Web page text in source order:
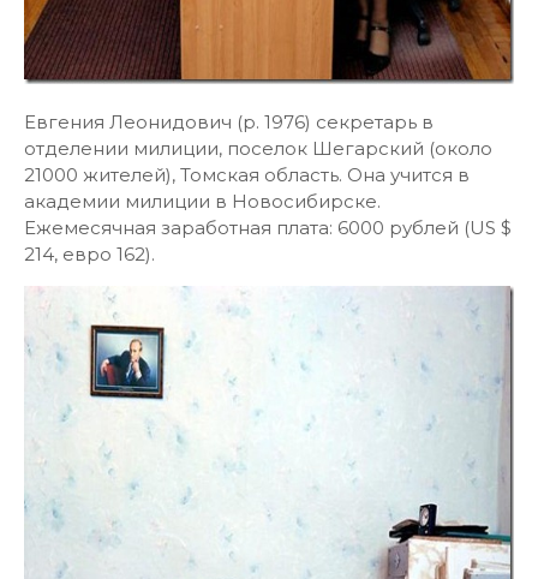
Евгения Леонидович (р. 1976) секретарь в
отделении милиции, поселок Шегарский (около
21000 жителей), Томская область. Она учится в
академии милиции в Новосибирске.
Ежемесячная заработная плата: 6000 рублей (US $
214, евро 162).